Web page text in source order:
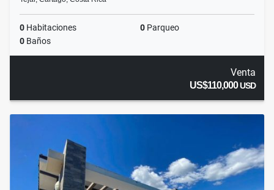
0 Habitaciones 0 Parqueo
0 Baños
Venta
US$110,000USD